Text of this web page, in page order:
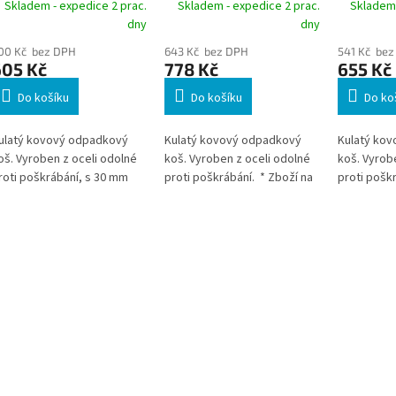
Skladem - expedice 2 prac.
dny
Kč bez DPH
Kč
Do košíku
kovový odpadkový
Vyroben z oceli odolné
poškrábání, s 30 mm
Skladem - expedice 2 prac.
dny
643 Kč bez DPH
778 Kč
Do košíku
Kulatý kovový odpadkový
koš. Vyroben z oceli odolné
proti poškrábání. * Zboží na
541 Kč bez
655 Kč
Do
Kulatý
koš.
proti